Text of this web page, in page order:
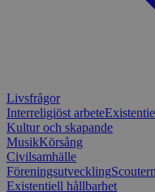
Livsfrågor
Interreligiöst arbete
Kultur och skapande
MusikKörsång
Civilsamhälle
Föreningsutveckling
Existentiell hållbarhet